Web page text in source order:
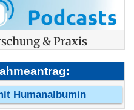
& Praxis
Humanalbumin